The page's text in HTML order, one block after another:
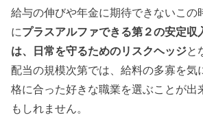
給与の伸びや年金に期待できないこの
にプラスアルファできる第２の安定収
は、日常を守るためのリスクヘッジと
配当の規模次第では、給料の多寡を気
格に合った好きな職業を選ぶことが出
もしれません。